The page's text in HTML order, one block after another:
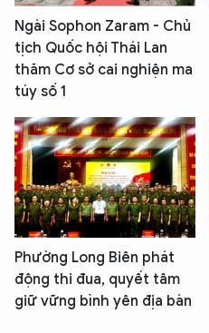
Ngài Sophon Zaram - Chủ
tịch Quốc hội Thái Lan
thăm Cơ sở cai nghiện ma
túy số 1
Phường Long Biên phát
động thi đua, quyết tâm
giữ vững bình yên địa bàn